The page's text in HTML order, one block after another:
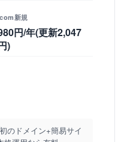
新規
円/年(更新2,047
)
のドメイン+簡易サイ